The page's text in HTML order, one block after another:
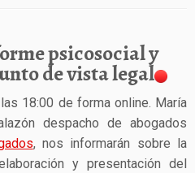
psicosocial y
de vista legal
18:00 de forma online. María
despacho de abogados
, nos informarán sobre la
y presentación del